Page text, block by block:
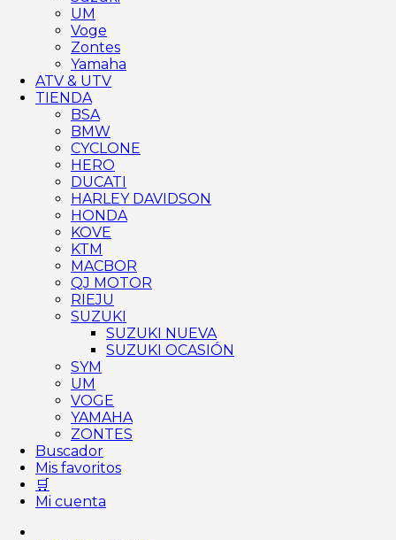
UM
Voge
Zontes
Yamaha
ATV & UTV
TIENDA
BSA
BMW
CYCLONE
HERO
DUCATI
HARLEY DAVIDSON
HONDA
KOVE
KTM
MACBOR
QJ MOTOR
RIEJU
SUZUKI
SUZUKI NUEVA
SUZUKI OCASIÓN
SYM
UM
VOGE
YAMAHA
ZONTES
Buscador
Mis favoritos
🛒
Mi cuenta